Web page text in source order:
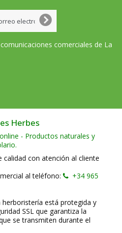
comerciales de La
Herbes
- Productos naturales y
con atención al cliente
al teléfono:
+34 965
está protegida y
SSL que garantiza la
se transmiten durante el